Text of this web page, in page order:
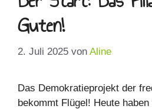
Guten!
2. Juli 2025 von Aline
Das Demokratieprojekt der
bekommt Flügel! Heute